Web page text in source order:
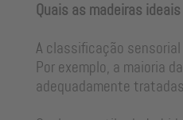
Quais as madeiras
A classificação
Por exemplo, a maioria
adequadamente